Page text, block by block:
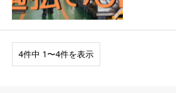
4件中 1〜4件を表示